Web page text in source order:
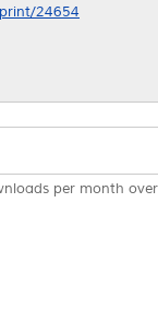
24654
per month